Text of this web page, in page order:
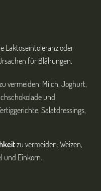
Laktoseintoleranz oder
für Blähungen.
vermeiden: Milch, Joghurt,
und
Salatdressings,
zu vermeiden: Weizen,
und Einkorn.